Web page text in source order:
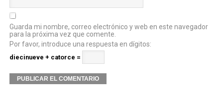
Guarda mi nombre, correo electrónico y web en este navegador
para la próxima vez que comente.
Por favor, introduce una respuesta en dígitos:
diecinueve + catorce =